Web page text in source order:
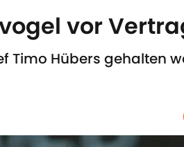
vor
Timo Hübers gehalten